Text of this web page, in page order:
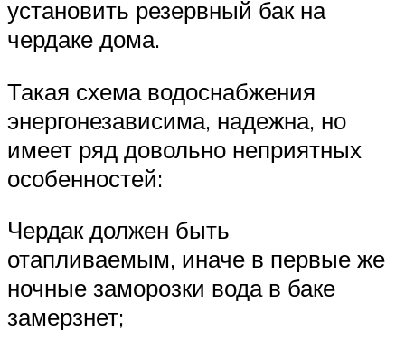
установить резервный бак на
чердаке дома.
Такая схема водоснабжения
энергонезависима, надежна, но
имеет ряд довольно неприятных
особенностей:
Чердак должен быть
отапливаемым, иначе в первые же
ночные заморозки вода в баке
замерзнет;